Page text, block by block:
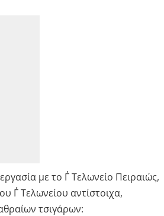
με το Γ΄ Τελωνείο Πειραιώς,
Γ΄ Τελωνείου αντίστοιχα,
τσιγάρων: